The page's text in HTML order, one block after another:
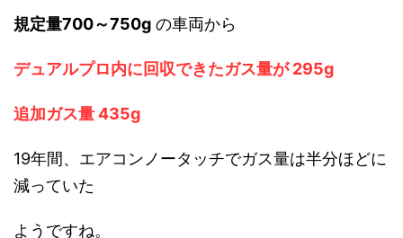
規定量700～750g の車両から
デュアルプロ内に回収できたガス量が 295g
追加ガス量 435g
19年間、エアコンノータッチでガス量は半分ほどに
減っていた
ようですね。